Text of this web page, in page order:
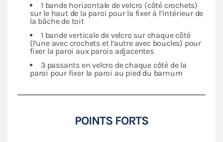
1 bande horizontale de velcro (côté crochets)
sur le haut de la paroi pour la fixer à l’intérieur de
la bâche de toit
1 bande verticale de velcro sur chaque côté
(l’une avec crochets et l’autre avec boucles) pour
fixer la paroi aux parois adjacentes
3 passants en velcro de chaque côté de la
paroi pour fixer la paroi au pied du barnum
POINTS FORTS